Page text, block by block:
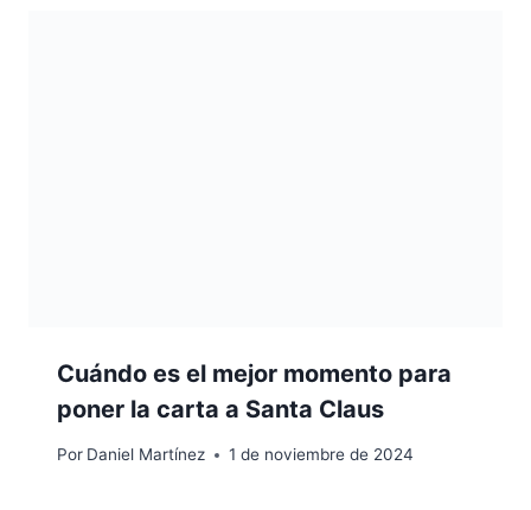
Cuándo es el mejor momento para
poner la carta a Santa Claus
Por Daniel Martínez 1 de noviembre de 2024